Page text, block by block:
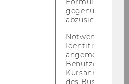
gegenüber
abzusichern.
Notwendig zur
Identifizierung
angemeldeten
Benutzers im
des Business